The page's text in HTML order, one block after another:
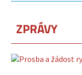
ZPRÁVY